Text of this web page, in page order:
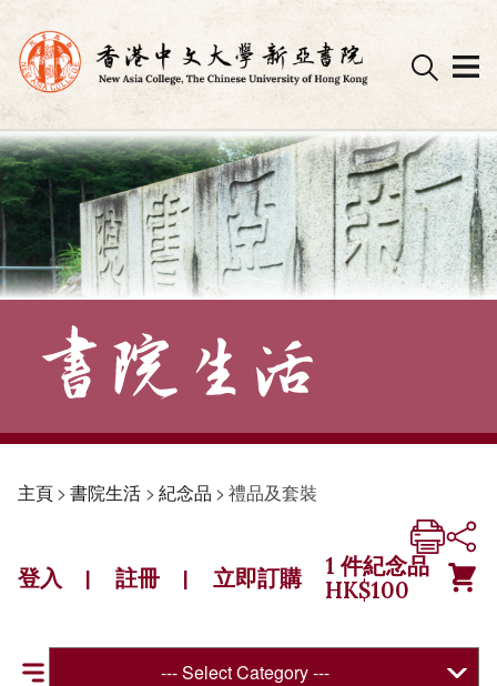
Skip
to
content
主頁> 書院生活 > 紀念品 > 禮品及套裝
登入 | 註冊 | 立即訂購 1 件紀念品
HK$100
--- Select Category ---